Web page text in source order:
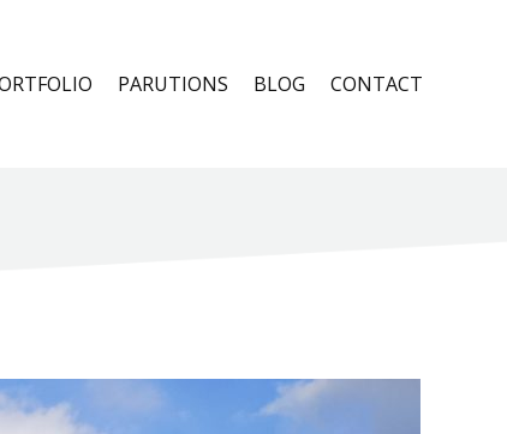
PARUTIONS BLOG CONTACT